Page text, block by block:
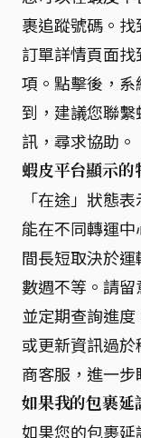
裹追蹤號碼。
訂單詳情頁面
項。點擊後，
到，建議您聯
訊，尋求協助。
蝦皮平台顯示的
「在途」狀態
能在不同轉運
間長短取決於
數週不等。請留
並定期查詢進
或更新資訊過
商客服，進一步
如果我的包裹延
如果您的包裹